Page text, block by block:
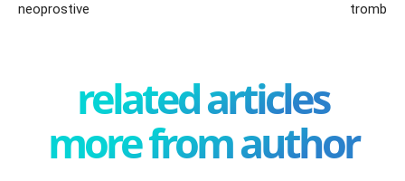
neoprostive
tromb
related articles
more from author